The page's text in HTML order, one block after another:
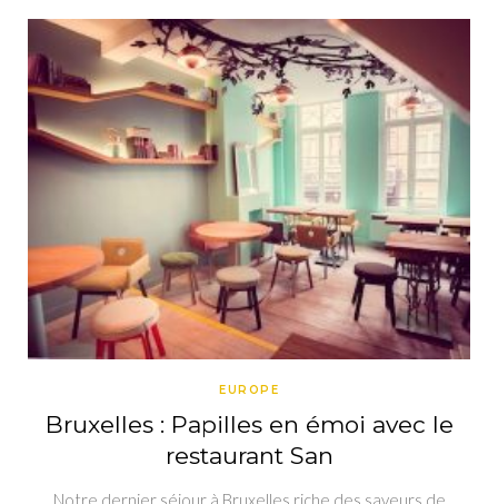
EUROPE
Bruxelles : Papilles en émoi avec le
restaurant San
Notre dernier séjour à Bruxelles riche des saveurs de